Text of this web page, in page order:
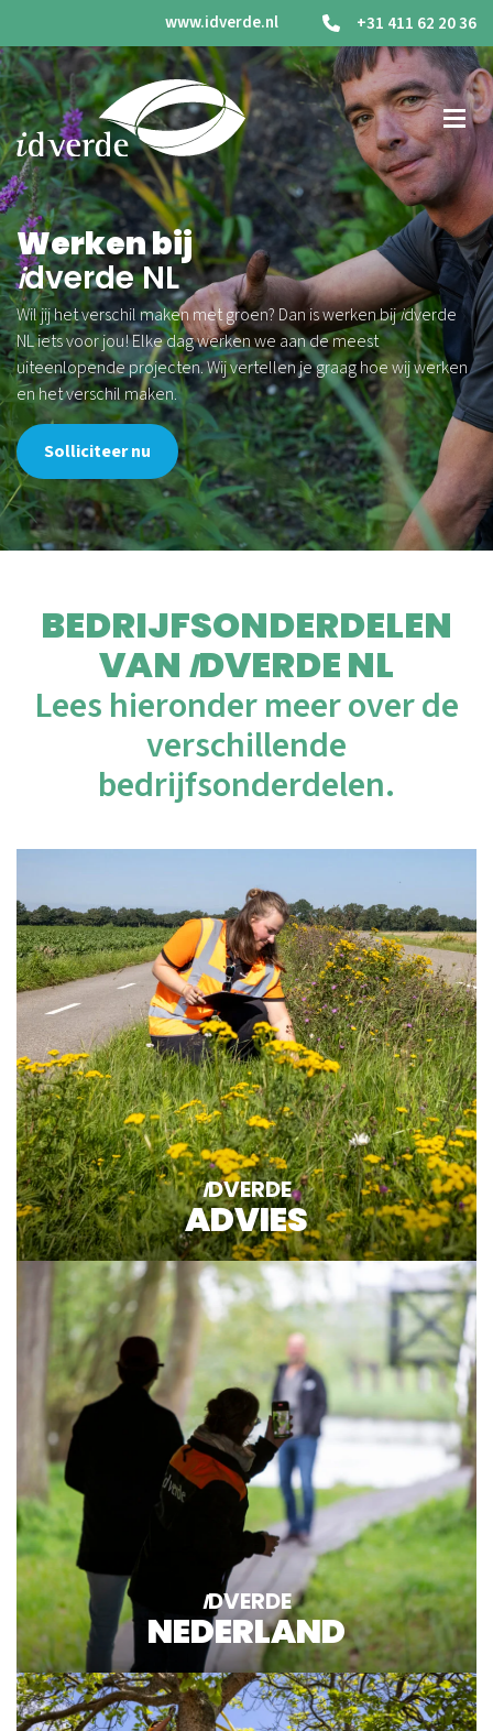
www.idverde.nl +31 411 62 20 36
Werken bij
idverde NL
Wil jij het verschil maken met groen? Dan is werken bijidverde
NL iets voor jou! Elke dag werken we aan de meest
uiteenlopende projecten. Wij vertellen je graag hoe wij werken
en het verschil maken.
Solliciteer nu
BEDRIJFSONDERDELEN
VAN IDVERDE NL
Lees hieronder meer over de
verschillende
bedrijfsonderdelen.
IDVERDE
ADVIES
Lees meer
IDVERDE
NEDERLAND
Lees meer